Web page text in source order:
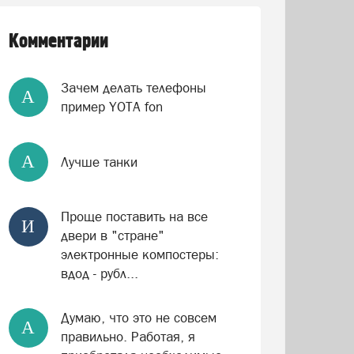
Комментарии
А
Зачем делать телефоны
пример YOTA fon
А Лучше танки
И
Проще поставить на все
двери в "стране"
электронные компостеры:
вдод - рубл...
А
Думаю, что это не совсем
правильно. Работая, я